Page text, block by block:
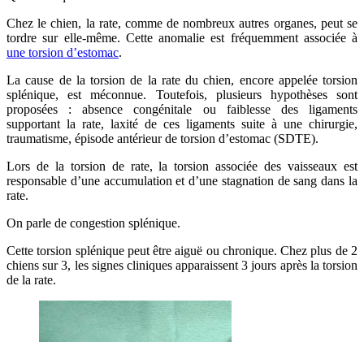
Chez le chien, la rate, comme de nombreux autres organes, peut se
tordre sur elle-même. Cette anomalie est fréquemment associée à
une torsion d’estomac.
La cause de la torsion de la rate du chien, encore appelée torsion
splénique, est méconnue. Toutefois, plusieurs hypothèses sont
proposées : absence congénitale ou faiblesse des ligaments
supportant la rate, laxité de ces ligaments suite à une chirurgie,
traumatisme, épisode antérieur de torsion d’estomac (SDTE).
Lors de la torsion de rate, la torsion associée des vaisseaux est
responsable d’une accumulation et d’une stagnation de sang dans la
rate.
On parle de congestion splénique.
Cette torsion splénique peut être aiguë ou chronique. Chez plus de 2
chiens sur 3, les signes cliniques apparaissent 3 jours après la torsion
de la rate.